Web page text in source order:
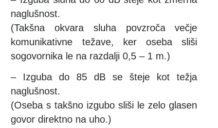
naglušnost.
(Takšna okvara sluha povzroča večje
komunikativne težave, ker oseba sliši
sogovornika le na razdalji 0,5 – 1 m.)
– Izguba do 85 dB se šteje kot težja
naglušnost.
(Oseba s takšno izgubo sliši le zelo glasen
govor direktno na uho.)